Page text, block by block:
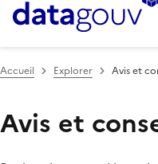
Accueil Explorer Avis et
Avis et